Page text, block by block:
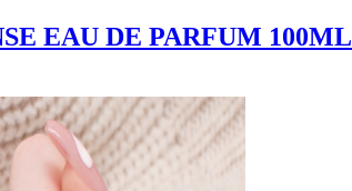
EAU DE PARFUM 100ML